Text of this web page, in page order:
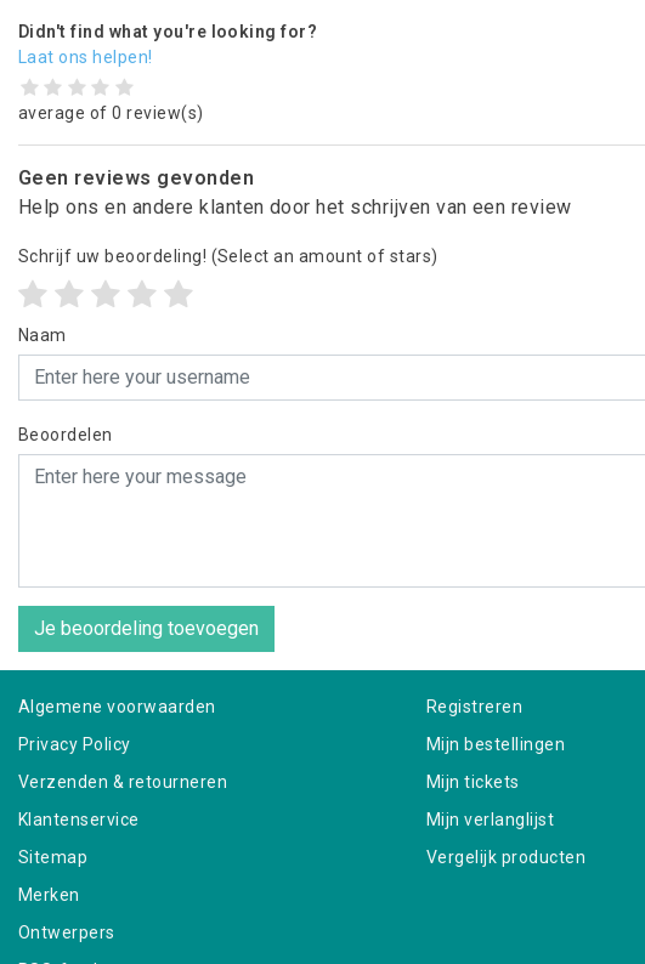
Didn't find what you're looking for?
Laat ons helpen!
average of 0 review(s)
Geen reviews gevonden
Help ons en andere klanten door het schrijven van een review
Schrijf uw beoordeling! (Select an amount of stars)
Naam
Beoordelen
Je beoordeling toevoegen
Algemene voorwaarden
Privacy Policy
Verzenden & retourneren
Klantenservice
Sitemap
Merken
Ontwerpers
Registreren
Mijn bestellingen
Mijn tickets
Mijn verlanglijst
Vergelijk producten